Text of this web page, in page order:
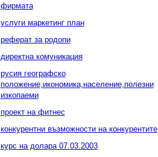
фирмата
услуги маркетинг план
реферат за родопи
директна комуникация
русия географско
положение,икономика,население,полезни
изкопаеми
проект на фитнес
конкурентни възможности на конкурентите
курс на долара 07.03.2003